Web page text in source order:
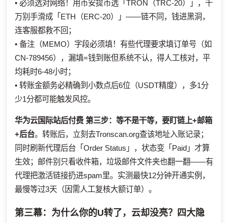
• 必须选对网络！用币安提币选「TRON（TRC-20）」，千
万别手滑成「ETH（ERC-20）」——链不同，钱进黑洞，
连客服都救不回；
• 备注（MEMO）字段必须填！有些代理要求填订单号（如
CN-789456），漏填=钱到账但系统不认，得人工核对，平
均耗时6-48小时；
• 转账金额务必精确到小数点后6位（USDT精度），多1分
少1分都可能触发风控。
华为云国际站后付费 第三步：等不是干等，要盯链上+邮箱
+后台。转账后，立刻去Tronscan.org查该地址入账记录；
同时刷新代理后台「Order Status」，状态变「Paid」才算
生效；邮件别只看收件箱，垃圾邮件文件夹也翻一翻——有
代理把激活链接扔进spam里。实测最快12分钟开通实例，
最慢等过3天（因需人工复核大额订单）。
第三幕：为什么你的U转了，云却没亮？四大隐